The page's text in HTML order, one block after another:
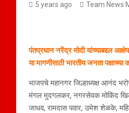
5 years ago Team News
पंतप्रधान नरेंद्र मोदी यांच्याबद्दल
या मागणीसाठी भारतीय जनता
भाजपचे महानगर जिल्हाध्यक्ष आनंद
मंगल मुदगलकर, नगरसेवक मोकिंद
जाधव, रामदास पवार, उमेश शेळके,